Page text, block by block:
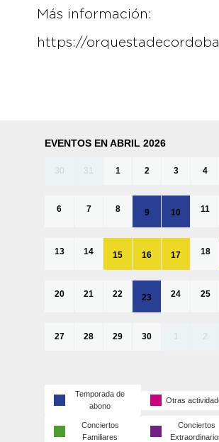
Más información:
https://
EVENTOS EN ABRIL 2026
30 31 1 2 3 4
6 7 8 9 10 11
13 14 15 16 17 18
20 21 22 23 24 25
27 28 29 30 1 2
Temporada de
abono
Otras
Conciertos
Familiares
Conciertos